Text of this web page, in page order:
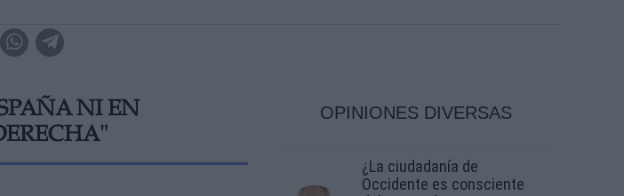
NI EN
OPINIONES DIVERSAS
¿La ciudadanía de
Occidente es consciente